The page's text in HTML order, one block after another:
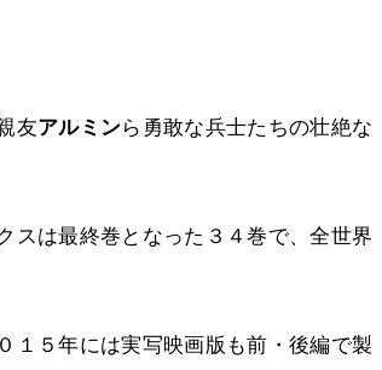
友アルミンら勇敢な兵士たちの壮絶な
スは最終巻となった３４巻で、全世界
１５年には実写映画版も前・後編で製